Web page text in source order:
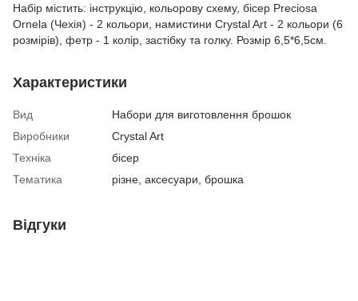
Набір містить: інструкцію, кольорову схему, бісер Preciosa
Ornela (Чехія) - 2 кольори, намистини Crystal Art - 2 кольори (6
розмірів), фетр - 1 колір, застібку та голку. Розмір 6,5*6,5см.
Характеристики
Вид
Набори для виготовлення брошок
Виробники
Crystal Art
Техніка
бісер
Тематика
різне, аксесуари, брошка
Відгуки